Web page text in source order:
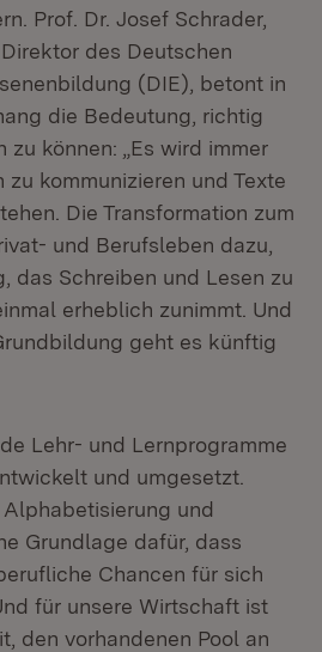
Prof. Dr. Josef Schrader,
des Deutschen
(DIE), betont in
die Bedeutung, richtig
zu können: „Es wird immer
kommunizieren und Texte
Die Transformation zum
und Berufsleben dazu,
das Schreiben und Lesen zu
erheblich zunimmt. Und
geht es künftig
Lehr- und Lernprogramme
und umgesetzt.
Alphabetisierung und
Grundlage dafür, dass
Chancen für sich
für unsere Wirtschaft ist
den vorhandenen Pool an